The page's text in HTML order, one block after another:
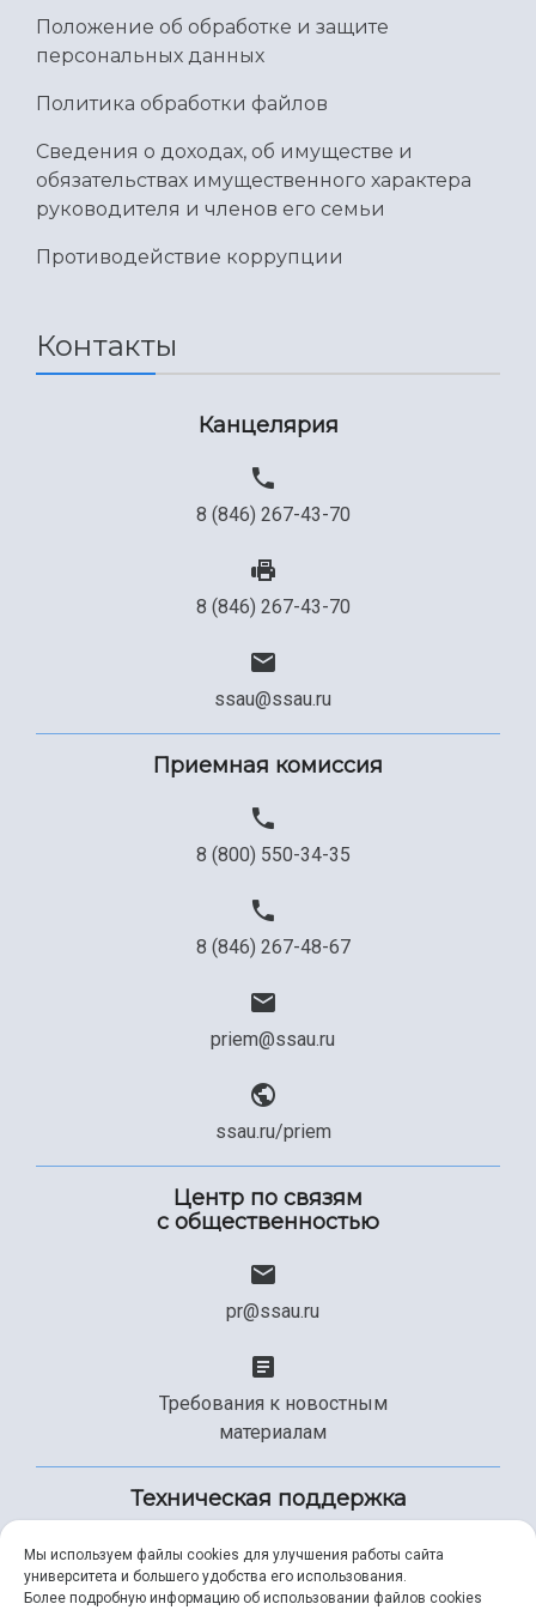
Международный межвузовский кампус
Сведения об образовательной организации
Положение об обработке и защите
персональных данных
Политика обработки файлов
Сведения о доходах, об имуществе и
обязательствах имущественного характера
руководителя и членов его семьи
Противодействие коррупции
Контакты
Канцелярия
8 (846) 267-43-70
8 (846) 267-43-70
ssau@ssau.ru
Приемная комиссия
8 (800) 550-34-35
8 (846) 267-48-67
priem@ssau.ru
ssau.ru/priem
Центр по связям
с общественностью
pr@ssau.ru
Требования к новостным
материалам
Техническая поддержка
+7 (846) 267-49-99
Мы используем файлы cookies для улучшения работы сайта
университета и большего удобства его использования.
Более подробную информацию об использовании файлов cookies